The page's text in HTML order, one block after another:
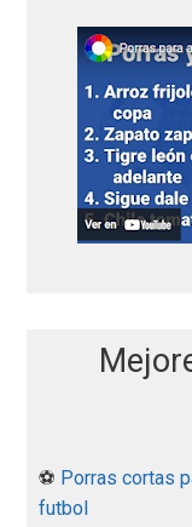
⚽ Porras cortas
futbol